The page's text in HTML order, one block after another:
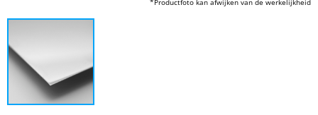
*Productfoto kan afwijken van de werkelijkheid